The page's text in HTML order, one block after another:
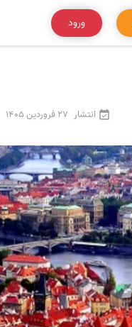
ورود
انتشار 27 فروردین 1405